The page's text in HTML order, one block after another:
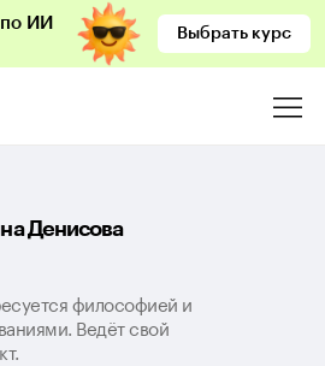
ИИ
Выбрать курс
Денисова
философией и
Ведёт свой